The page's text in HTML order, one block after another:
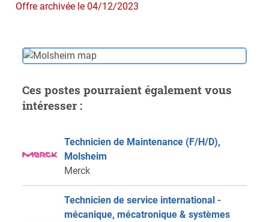
Offre archivée le 04/12/2023
Ces postes pourraient également vous
intéresser :
Technicien de Maintenance (F/H/D),
Molsheim
Merck
Technicien de service international -
mécanique, mécatronique & systèmes